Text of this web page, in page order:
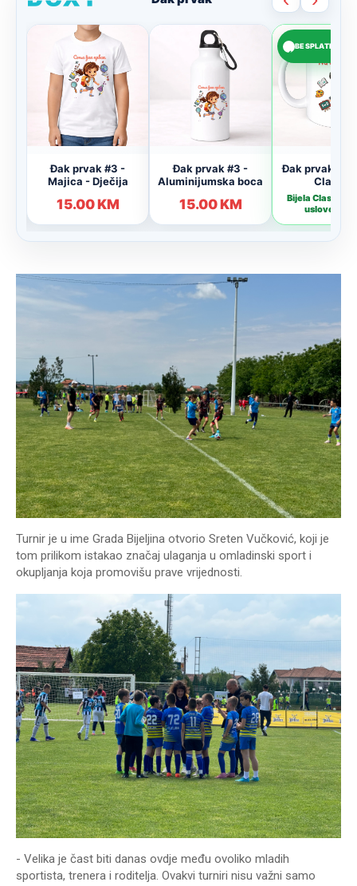
Turnir je u ime Grada Bijeljina otvorio Sreten Vučković, koji je
tom prilikom istakao značaj ulaganja u omladinski sport i
okupljanja koja promovišu prave vrijednosti.
- Velika je čast biti danas ovdje među ovoliko mladih
sportista, trenera i roditelja. Ovakvi turniri nisu važni samo